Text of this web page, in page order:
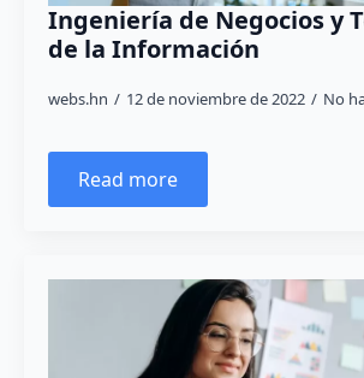
Ingeniería de Negocios y
de la Información
webs.hn 12 de noviembre de 2022 No
Read more